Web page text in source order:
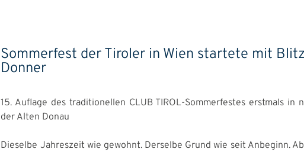
Sommerfest der Tiroler in Wien startete mit
Donner
15. Auflage des traditionellen CLUB TIROL-Sommerfestes erstmals in
der Alten Donau
Dieselbe Jahreszeit wie gewohnt. Derselbe Grund wie seit Anbeginn.